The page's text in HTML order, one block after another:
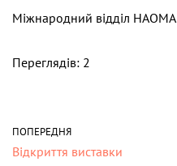
Міжнародний відділ НАОМА
Переглядів: 2
ПОПЕРЕДНЯ
Відкриття виставки